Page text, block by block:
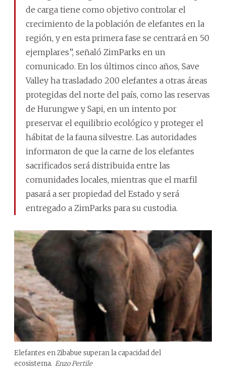
de carga tiene como objetivo controlar el
crecimiento de la población de elefantes en la
región, y en esta primera fase se centrará en 50
ejemplares”, señaló ZimParks en un
comunicado. En los últimos cinco años, Save
Valley ha trasladado 200 elefantes a otras áreas
protegidas del norte del país, como las reservas
de Hurungwe y Sapi, en un intento por
preservar el equilibrio ecológico y proteger el
hábitat de la fauna silvestre. Las autoridades
informaron de que la carne de los elefantes
sacrificados será distribuida entre las
comunidades locales, mientras que el marfil
pasará a ser propiedad del Estado y será
entregado a ZimParks para su custodia.
Elefantes en Zibabue superan la capacidad del
ecosistema. Enzo Pertile